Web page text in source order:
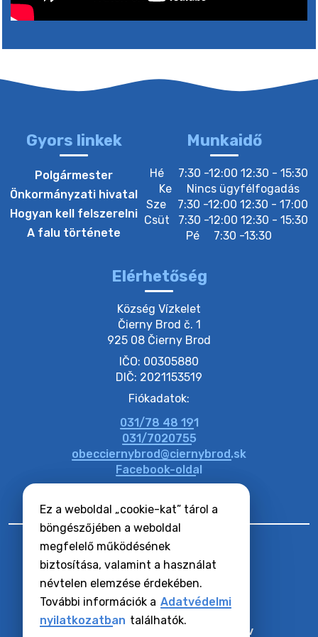
Ez a weboldal „cookie-kat” tárol a
böngészőjében a weboldal
megfelelő működésének
biztosítása, valamint a használat
névtelen elemzése érdekében.
További információk a Adatvédelmi
nyilatkozatban találhatók.
6. augusztus 2026 05:00
2. augusztus 2026 15:30
3. augusztus 2026 05:00
20. július 2026 12:38
20. július 2026 11:53
Gyors linkek
Polgármester
Önkormányzati hivatal
Hogyan kell felszerelni
A falu története
Munkaidő
Hé
7:30 -12:00 12:30 - 15:30
Ke
Nincs ügyfélfogadás
Sze
7:30 -12:00 12:30 - 17:00
Csüt
7:30 -12:00 12:30 - 15:30
Pé
7:30 -13:30
Elérhetőség
Község Vízkelet
Čierny Brod č. 1
925 08 Čierny Brod
IČO: 00305880
DIČ: 2021153519
Fiókadatok:
031/78 48 191
031/7020755
obecciernybrod@ciernybrod.sk
Facebook-oldal
Hozzáférhetőségi nyilatkozat
Zásady ochrany osobných údajov